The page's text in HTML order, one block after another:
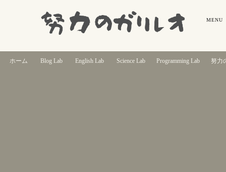
ホーム Blog Lab English Lab Science Lab Programming Lab 努力